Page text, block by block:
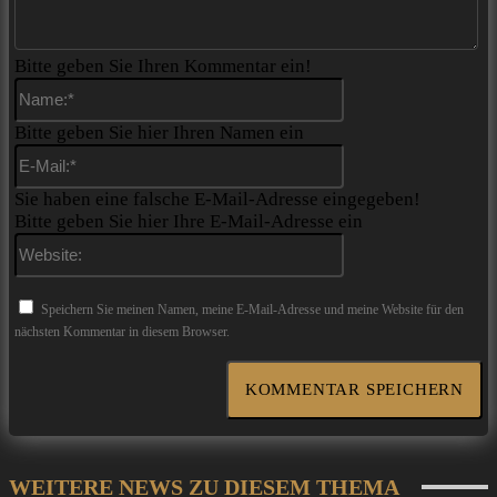
Bitte geben Sie Ihren Kommentar ein!
Bitte geben Sie hier Ihren Namen ein
Sie haben eine falsche E-Mail-Adresse eingegeben!
Bitte geben Sie hier Ihre E-Mail-Adresse ein
Speichern Sie meinen Namen, meine E-Mail-Adresse und meine Website für den
nächsten Kommentar in diesem Browser.
WEITERE NEWS ZU DIESEM THEMA